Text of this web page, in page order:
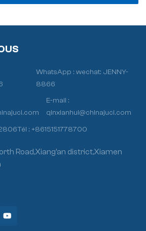
WhatsApp :wechat: JENNY-
8866
E-mail :
qinxianhui@chinajuci.com
Tél :+8615151778700
Road,Xiang’an district,Xiamen